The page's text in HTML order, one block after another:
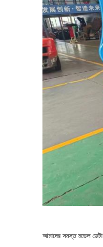
আমাদের সমস্ত মডেল ডেটা